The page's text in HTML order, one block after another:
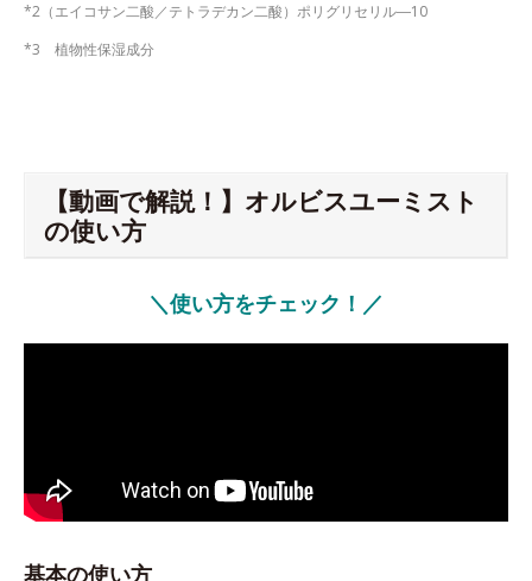
*2（エイコサン二酸／テトラデカン二酸）ポリグリセリル―10
*3 植物性保湿成分
【動画で解説！】オルビスユーミスト
の使い方
＼使い方をチェック！／
基本の使い方